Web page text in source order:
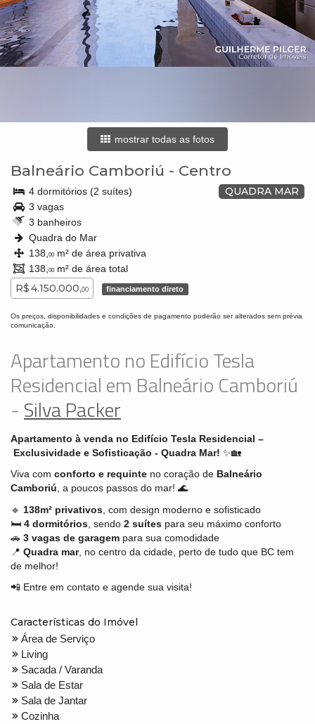
mostrar todas as fotos
Balneário Camboriú - Centro
QUADRA MAR
4 dormitórios (2 suítes)
3 vagas
3 banheiros
Quadra do Mar
138, 00m² de área privativa
138, 00m² de área total
R$ 4.150.000,00 financiamento direto
Os preços, disponibilidades e condições de pagamento poderão ser alterados sem prévia
comunicação.
Apartamento no Edifício Tesla
Residencial em Balneário Camboriú
- Silva Packer
Apartamento à venda no Edifício Tesla Residencial –
Exclusividade e Sofisticação - Quadra Mar! ✨🏡
Viva com conforto e requinte no coração de Balneário
Camboriú , a poucos passos do mar! 🌊
🔹 138m² privativos , com design moderno e sofisticado
🛏️ 4 dormitórios , sendo 2 suítes para seu máximo conforto
🚗 3 vagas de garagem para sua comodidade
📍 Quadra mar, no centro da cidade, perto de tudo que BC tem
de melhor!
📲 Entre em contato e agende sua visita!
Características do Imóvel
Área de Serviço
Living
Sacada / Varanda
Sala de Estar
Sala de Jantar
Cozinha